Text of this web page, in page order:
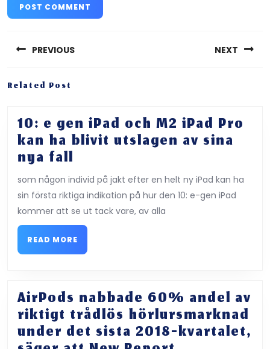
navigation
PREVIOUS
Previous
NEXT
Related Post
10: e gen iPad och M2 iPad Pro
kan ha blivit utslagen av sina
nya fall
e
gen
iPad
och
M2
iPad
kan
ha
blivit
utslagen
som någon individ på jakt efter en helt ny iPad kan ha
sin första riktiga indikation på hur den 10: e-gen iPad
kommer att se ut tack vare, av alla
READ MORE
MORE
AirPods nabbade 60% andel av
riktigt trådlös hörlursmarknad
under det sista 2018-kvartalet,